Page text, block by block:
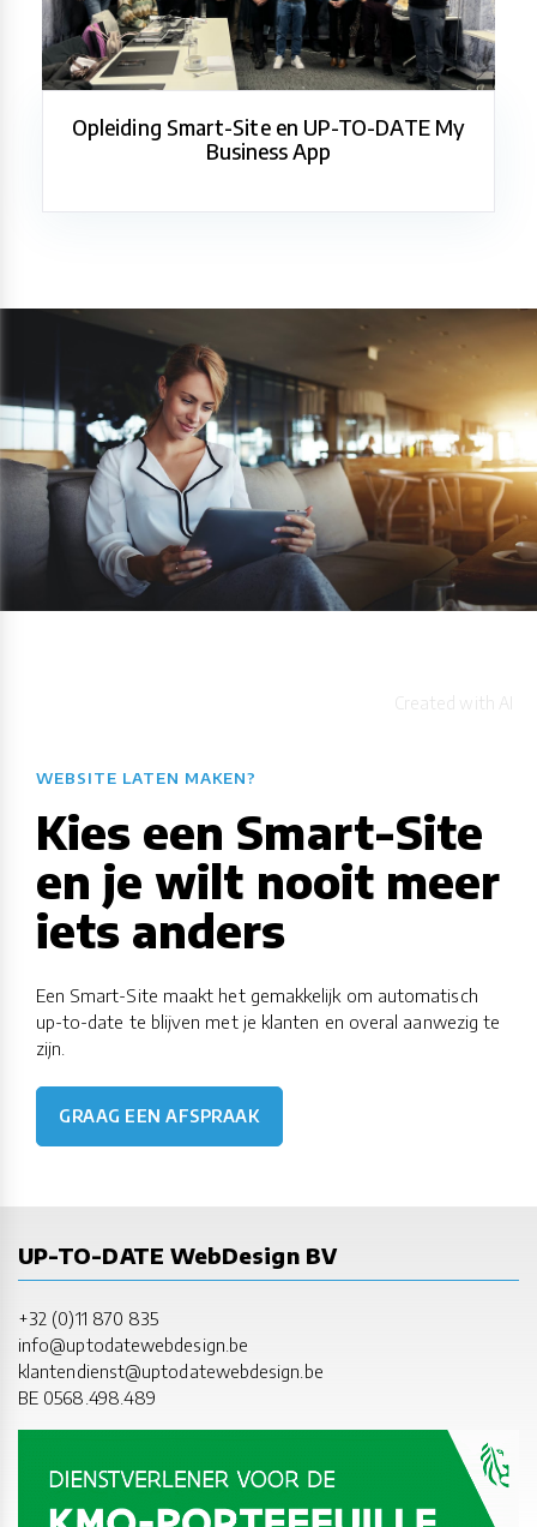
Opleiding Smart-Site en UP-TO-DATE My
Business App
WEBSITE LATEN MAKEN?
Kies een Smart-Site
en je wilt nooit meer
iets anders
Een Smart-Site maakt het gemakkelijk om automatisch
up-to-date te blijven met je klanten en overal aanwezig te
zijn.
GRAAG EEN AFSPRAAK
UP-TO-DATE WebDesign BV
+32 (0)11 870 835
info@uptodatewebdesign.be
klantendienst@uptodatewebdesign.be
BE 0568.498.489